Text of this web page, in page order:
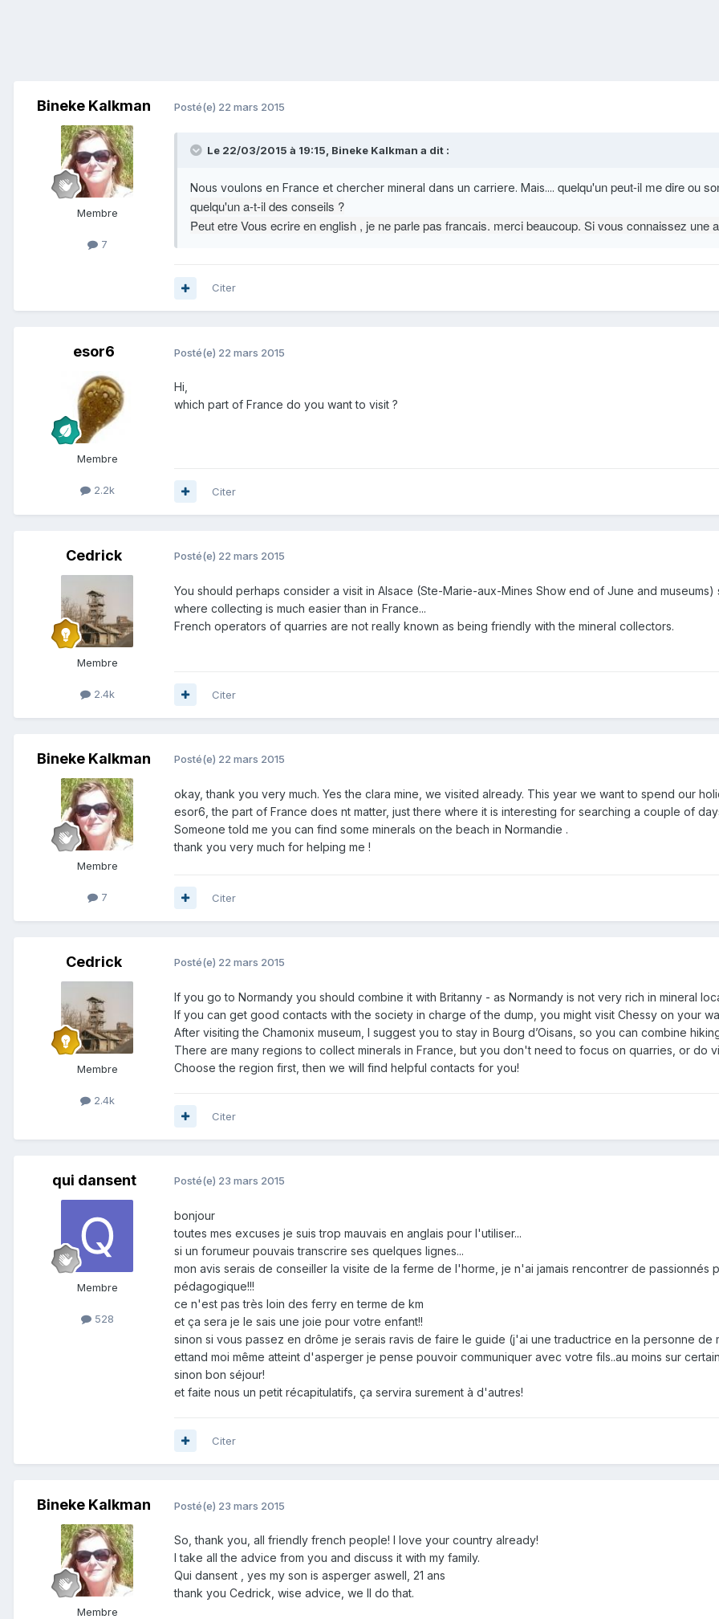
Bineke Kalkman
Membre
7
Posté(e) 22 mars 2015
Le 22/03/2015 à 19:15, Bineke Kalkman a dit :
Nous voulons en France et chercher mineral dans un carriere. Mais.... quelqu'un peut-il me dire ou
quelqu'un a-t-il des conseils ?
Peut etre Vous ecrire en english , je ne parle pas francais. merci beaucoup. Si vous connaissez une
Citer
esor6
Membre
2.2k
Posté(e) 22 mars 2015
Hi,
which part of France do you want to visit ?
Citer
Cedrick
Membre
2.4k
Posté(e) 22 mars 2015
You should perhaps consider a visit in Alsace (Ste-Marie-aux-Mines Show end of June and
where collecting is much easier than in France...
French operators of quarries are not really known as being friendly with the mineral collectors.
Citer
Bineke Kalkman
Membre
7
Posté(e) 22 mars 2015
okay, thank you very much. Yes the clara mine, we visited already. This year we want to spend our
esor6, the part of France does nt matter, just there where it is interesting for searching a couple of
Someone told me you can find some minerals on the beach in Normandie .
thank you very much for helping me !
Citer
Cedrick
Membre
2.4k
Posté(e) 22 mars 2015
If you go to Normandy you should combine it with Britanny - as Normandy is not very rich in mineral
If you can get good contacts with the society in charge of the dump, you might visit Chessy on your
After visiting the Chamonix museum, I suggest you to stay in Bourg d’Oisans, so you can combine
There are many regions to collect minerals in France, but you don't need to focus on quarries, or do
Choose the region first, then we will find helpful contacts for you!
Citer
qui dansent
Membre
528
Posté(e) 23 mars 2015
bonjour
toutes mes excuses je suis trop mauvais en anglais pour l'utiliser...
si un forumeur pouvais transcrire ses quelques lignes...
mon avis serais de conseiller la visite de la ferme de l'horme, je n'ai jamais rencontrer de passionnés
pédagogique!!!
ce n'est pas très loin des ferry en terme de km
et ça sera je le sais une joie pour votre enfant!!
sinon si vous passez en drôme je serais ravis de faire le guide (j'ai une traductrice en la personne de
ettand moi même atteint d'asperger je pense pouvoir communiquer avec votre fils..au moins sur
sinon bon séjour!
et faite nous un petit récapitulatifs, ça servira surement à d'autres!
Citer
Bineke Kalkman
Membre
Posté(e) 23 mars 2015
So, thank you, all friendly french people! I love your country already!
I take all the advice from you and discuss it with my family.
Qui dansent , yes my son is asperger aswell, 21 ans
thank you Cedrick, wise advice, we ll do that.